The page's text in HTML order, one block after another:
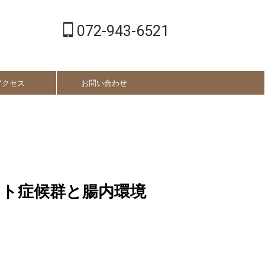
072-943-6521
セス お問い合わせ
症候群と腸内環境